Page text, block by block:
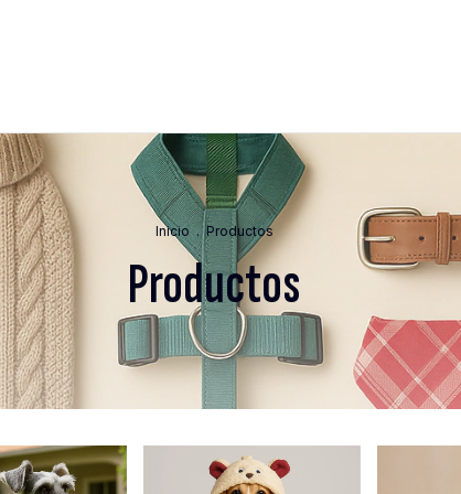
Inicio . Productos
Productos